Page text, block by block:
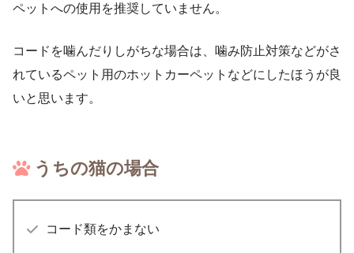
ペットへの使用を推奨していません。
コードを噛んだりしがちな場合は、噛み防止対策などがさ
れているペット用のホットカーペットなどにしたほうが良
いと思います。
うちの猫の場合
コード類をかまない